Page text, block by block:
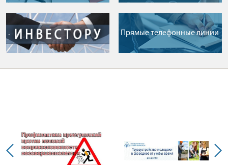
. Прямые телефонные линии